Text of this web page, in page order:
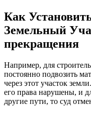
Как
Земельный
прекращения
Например, для
постоянно подвозить
через этот участок
его права нарушены, и
другие пути, то суд